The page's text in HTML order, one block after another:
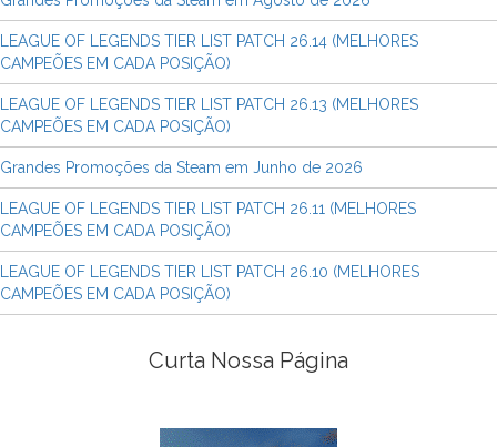
LEAGUE OF LEGENDS TIER LIST PATCH 26.14 (MELHORES
CAMPEÕES EM CADA POSIÇÃO)
LEAGUE OF LEGENDS TIER LIST PATCH 26.13 (MELHORES
CAMPEÕES EM CADA POSIÇÃO)
Grandes Promoções da Steam em Junho de 2026
LEAGUE OF LEGENDS TIER LIST PATCH 26.11 (MELHORES
CAMPEÕES EM CADA POSIÇÃO)
LEAGUE OF LEGENDS TIER LIST PATCH 26.10 (MELHORES
CAMPEÕES EM CADA POSIÇÃO)
Curta Nossa Página